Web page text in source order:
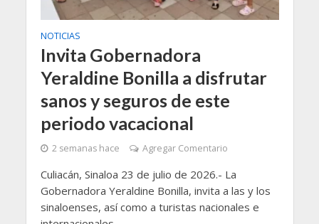
NOTICIAS
Invita Gobernadora
Yeraldine Bonilla a disfrutar
sanos y seguros de este
periodo vacacional
2 semanas hace Agregar Comentario
Culiacán, Sinaloa 23 de julio de 2026.- La
Gobernadora Yeraldine Bonilla, invita a las y los
sinaloenses, así como a turistas nacionales e